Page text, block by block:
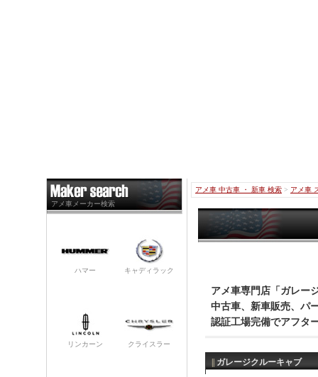
アメ車メーカー検索
ハマー キャディラック
リンカーン クライスラー
アメ車 中古車 ・ 新車 検索 > アメ車
アメ車専門店「ガレ
中古車、新車販売、パ
認証工場完備でアフタ
ガレージクルーキャブ